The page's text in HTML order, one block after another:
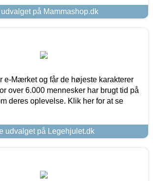
på Mammashop.dk
e-Mærket og får de højeste karakterer
over 6.000 mennesker har brugt tid på
deres oplevelse. Klik her for at se
udvalget på Legehjulet.dk